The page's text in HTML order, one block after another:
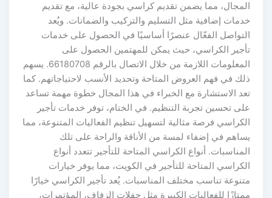
المجال، مما يضمن تقديم كراسي بجودة عالية، مع تقديم
خدمات إضافية مثل التسليم والتركيب والضمانات. ويُعد
التواصل الفعّال عنصرًا أساسيًا في الحصول على خدمات
تأجير الكراسي، حيث يمكن للمهتمين الحصول على
المعلومات اللازمة من خلال الاتصال بالرقم 66180708. يسهم
ذلك في فهم العروض المتاحة وتحديد الأنسب لاحتياجاتهم. كما
تعد الاستشارة مع الخبراء في هذا المجال خطوة مهمة تساعد
على تحسين تجربة التنظيم. في الختام، توفر خدمات تأجير
الكراسي فرصة مثالية لتسهيل تنظيم الفعاليات المتنوعة، مما
يساهم في إضفاء لمسة من الأناقة والراحة على تلك
المناسبات. أنواع الكراسي المتاحة للتأجير تتعدد أنواع
الكراسي المتاحة للتأجير في الكويت، مما يوفر خيارات
متنوعة تناسب مختلف المناسبات. يُعد تأجير الكراسي خيارًا
ممتازًا للفعاليات الكبيرة مثل حفلات الزفاف، المؤتمرات،